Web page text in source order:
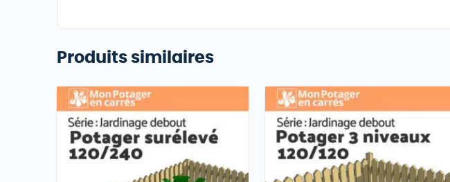
Produits similaires